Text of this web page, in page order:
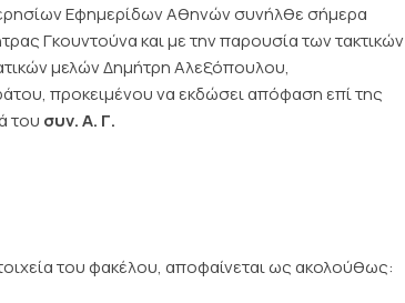
Εφημερίδων Αθηνών συνήλθε σήμερα
Γκουντούνα και με την παρουσία των τακτικών
μελών Δημήτρη Αλεξόπουλου,
προκειμένου να εκδώσει απόφαση επί της
του συν. Α. Γ.
του φακέλου, αποφαίνεται ως ακολούθως: